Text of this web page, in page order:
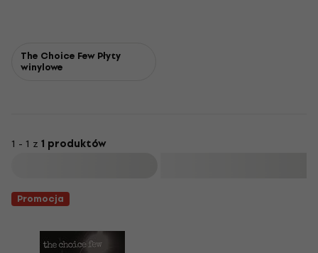
The Choice Few Płyty
winylowe
1 - 1 z 1 produktów
Promocja